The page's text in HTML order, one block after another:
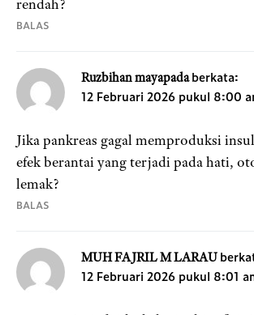
rendah?
BALAS
Ruzbihan mayapada berkata:
12 Februari 2026 pukul 8:00
Jika pankreas gagal memproduksi
efek berantai yang terjadi pada hati,
lemak?
BALAS
MUH FAJRIL M LARAU
12 Februari 2026 pukul 8:01